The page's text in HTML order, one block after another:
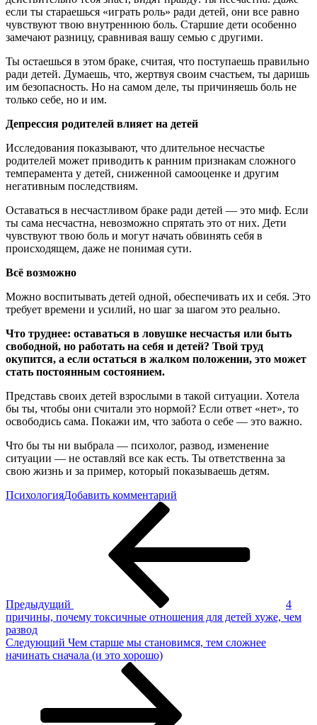
если ты стараешься «играть роль» ради детей, они все равно
чувствуют твою внутреннюю боль. Старшие дети особенно
замечают разницу, сравнивая вашу семью с другими.
Ты остаешься в этом браке, считая, что поступаешь правильно
ради детей. Думаешь, что, жертвуя своим счастьем, ты даришь
им безопасность. Но на самом деле, ты причиняешь боль не
только себе, но и им.
Депрессия родителей влияет на детей
Исследования показывают, что длительное несчастье
родителей может приводить к ранним признакам сложного
темперамента у детей, сниженной самооценке и другим
негативным последствиям.
Оставаться в несчастливом браке ради детей — это миф. Если
ты сама несчастна, невозможно спрятать это от них. Дети
чувствуют твою боль и могут начать обвинять себя в
происходящем, даже не понимая сути.
Всё возможно
Можно воспитывать детей одной, обеспечивать их и себя. Это
требует времени и усилий, но шаг за шагом это реально.
Что труднее: оставаться в ловушке несчастья или быть
свободной, но работать на себя и детей? Твой труд
окупится, а если остаться в жалком положении, это может
стать постоянным состоянием.
Представь своих детей взрослыми в такой ситуации. Хотела
бы ты, чтобы они считали это нормой? Если ответ «нет», то
освободись сама. Покажи им, что забота о себе — это важно.
Что бы ты ни выбрала — психолог, развод, изменение
ситуации — не оставляй все как есть. Ты ответственна за
свою жизнь и за пример, который показываешь детям.
ПсихологияДобавить комментарий
остается
Предыдущий
4
причины, почему токсичные отношения для детей хуже, чем
развод
Следующая
запись
Следующий Чем старше мы становимся, тем сложнее
начинать сначала (и это хорошо)